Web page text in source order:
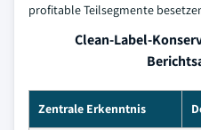
profitable Teilsegmente
Clean-Label-
Zentrale Erkenntnis